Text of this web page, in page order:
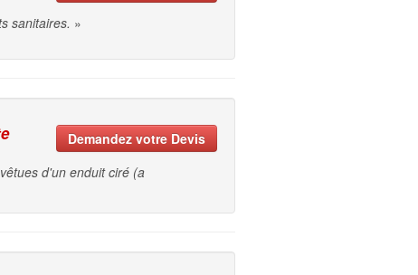
sanitaires. »
Demandez votre Devis
d'un enduit ciré (a